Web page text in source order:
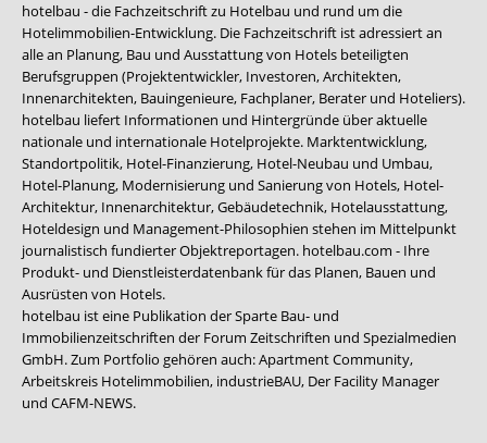
hotelbau - die Fachzeitschrift zu Hotelbau und rund um die
Hotelimmobilien-Entwicklung. Die Fachzeitschrift ist adressiert an
alle an Planung, Bau und Ausstattung von Hotels beteiligten
Berufsgruppen (Projektentwickler, Investoren, Architekten,
Innenarchitekten, Bauingenieure, Fachplaner, Berater und Hoteliers).
hotelbau liefert Informationen und Hintergründe über aktuelle
nationale und internationale Hotelprojekte. Marktentwicklung,
Standortpolitik, Hotel-Finanzierung, Hotel-Neubau und Umbau,
Hotel-Planung, Modernisierung und Sanierung von Hotels, Hotel-
Architektur, Innenarchitektur, Gebäudetechnik, Hotelausstattung,
Hoteldesign und Management-Philosophien stehen im Mittelpunkt
journalistisch fundierter Objektreportagen. hotelbau.com - Ihre
Produkt- und Dienstleisterdatenbank für das Planen, Bauen und
Ausrüsten von Hotels.
hotelbau ist eine Publikation der Sparte Bau- und
Immobilienzeitschriften der Forum Zeitschriften und Spezialmedien
GmbH. Zum Portfolio gehören auch:Apartment Community,
Arbeitskreis Hotelimmobilien, industrieBAU, Der Facility Manager
und CAFM-NEWS.